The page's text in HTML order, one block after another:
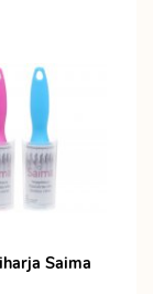
Saima